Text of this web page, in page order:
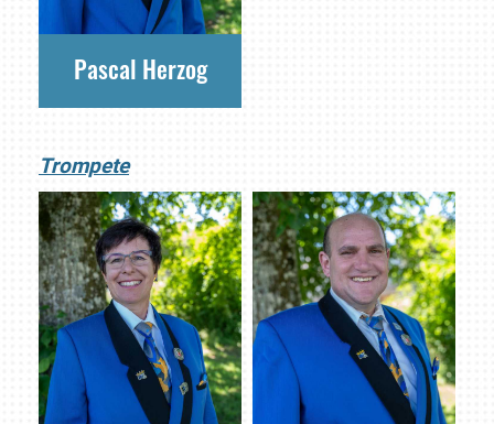
Pascal Herzog
Trompete